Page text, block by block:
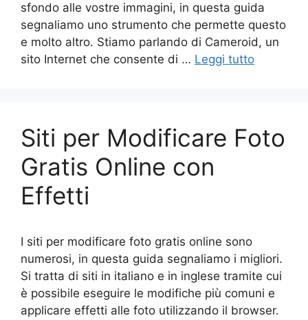
sfondo alle vostre immagini, in questa guida
segnaliamo uno strumento che permette questo
e molto altro. Stiamo parlando di Cameroid, un
sito Internet che consente di … Leggi tutto
Siti per Modificare Foto
Gratis Online con
Effetti
I siti per modificare foto gratis online sono
numerosi, in questa guida segnaliamo i migliori.
Si tratta di siti in italiano e in inglese tramite cui
è possibile eseguire le modifiche più comuni e
applicare effetti alle foto utilizzando il browser.